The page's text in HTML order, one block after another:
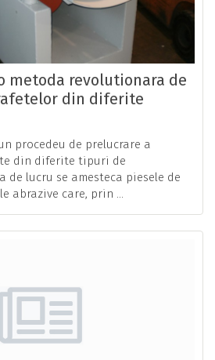
metoda revolutionara de
din diferite
procedeu de prelucrare a
din diferite tipuri de
de lucru se amesteca piesele de
abrazive care, prin ...